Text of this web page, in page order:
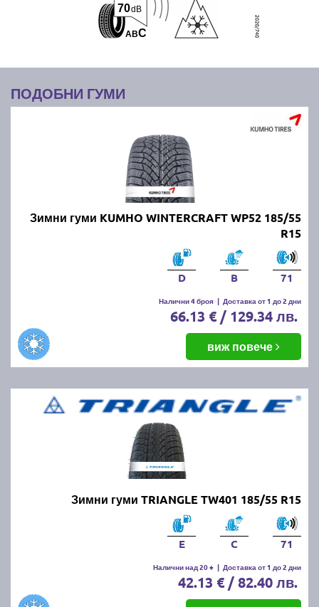
ABC
70dB
ПОДОБНИ ГУМИ
Зимни гуми KUMHO WINTERCRAFT WP52 185/55
R15
D B 71
Налични 4 броя | Доставка от 1 до 2 дни
66.13 € / 129.34 лв.
виж повече
Зимни гуми TRIANGLE TW401 185/55 R15
E C 71
Налични над 20 + | Доставка от 1 до 2 дни
42.13 € / 82.40 лв.